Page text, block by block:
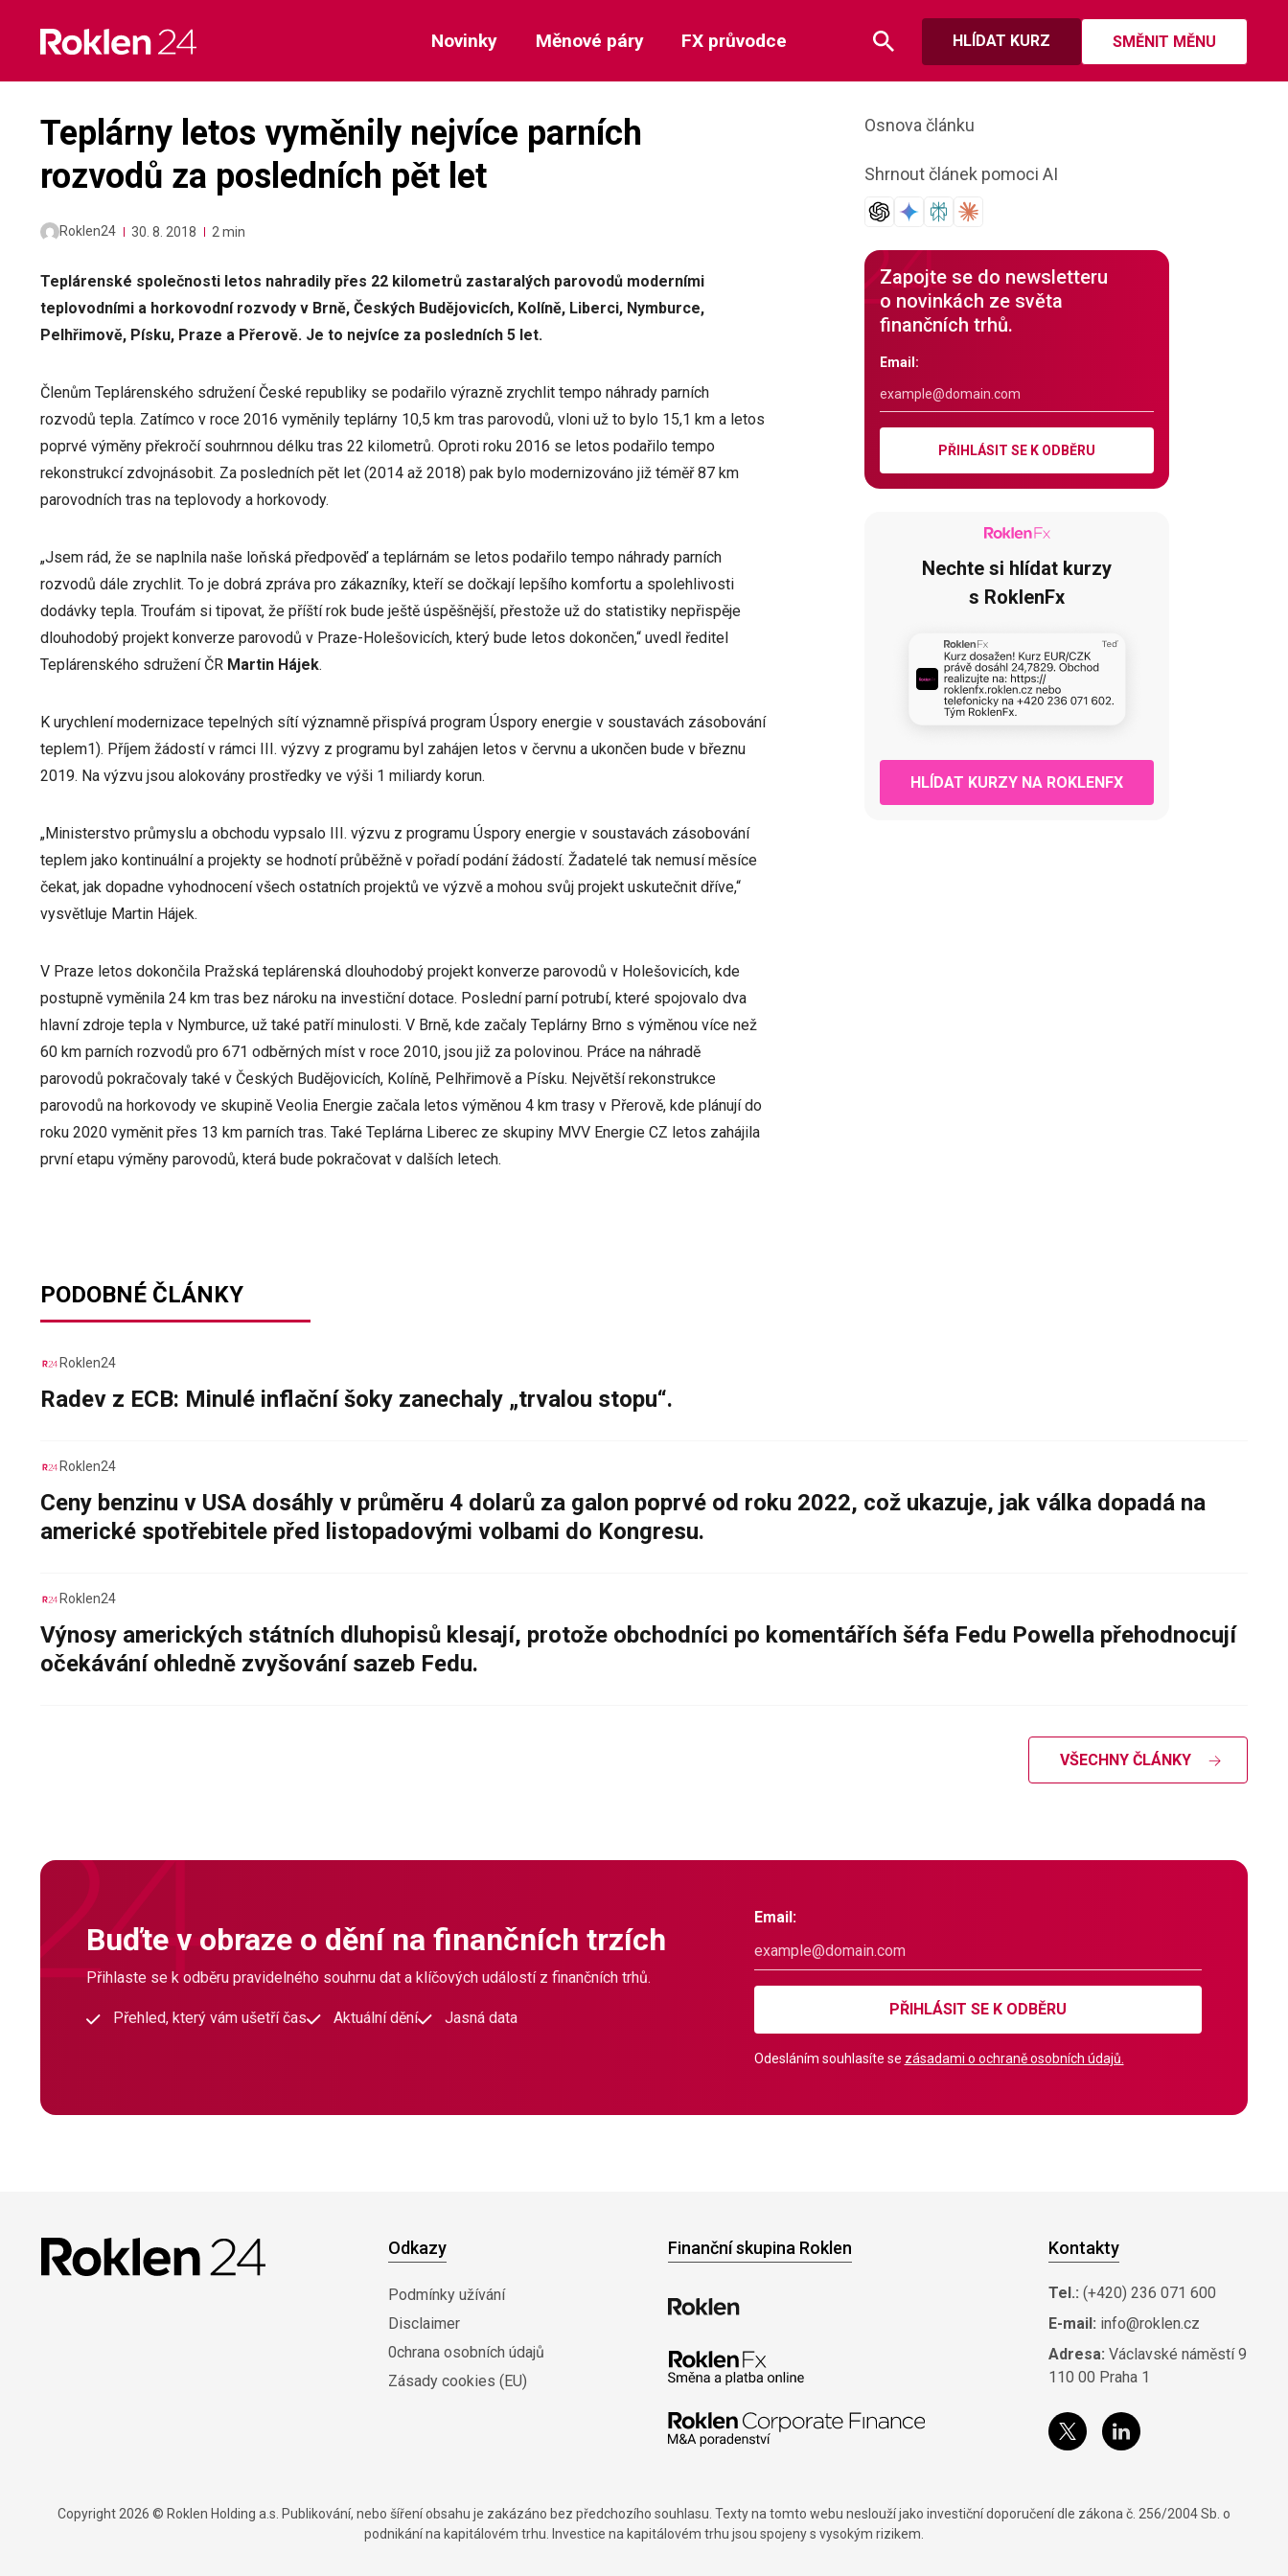
content
HLÍDAT KURZ SMĚNIT MĚNU
Novinky Měnové páry FX průvodce
Teplárny letos vyměnily nejvíce parních
rozvodů za posledních pět let
Roklen24 30. 8. 2018 2 min
Teplárenské společnosti letos nahradily přes 22 kilometrů zastaralých parovodů moderními
teplovodními a horkovodní rozvody v Brně, Českých Budějovicích, Kolíně, Liberci, Nymburce,
Pelhřimově, Písku, Praze a Přerově. Je to nejvíce za posledních 5 let.
Členům Teplárenského sdružení České republiky se podařilo výrazně zrychlit tempo náhrady parních
rozvodů tepla. Zatímco v roce 2016 vyměnily teplárny 10,5 km tras parovodů, vloni už to bylo 15,1 km a letos
poprvé výměny překročí souhrnnou délku tras 22 kilometrů. Oproti roku 2016 se letos podařilo tempo
rekonstrukcí zdvojnásobit. Za posledních pět let (2014 až 2018) pak bylo modernizováno již téměř 87 km
parovodních tras na teplovody a horkovody.
„Jsem rád, že se naplnila naše loňská předpověď a teplárnám se letos podařilo tempo náhrady parních
rozvodů dále zrychlit. To je dobrá zpráva pro zákazníky, kteří se dočkají lepšího komfortu a spolehlivosti
dodávky tepla. Troufám si tipovat, že příští rok bude ještě úspěšnější, přestože už do statistiky nepřispěje
dlouhodobý projekt konverze parovodů v Praze-Holešovicích, který bude letos dokončen,“ uvedl ředitel
Teplárenského sdružení ČR Martin Hájek.
K urychlení modernizace tepelných sítí významně přispívá program Úspory energie v soustavách zásobování
teplem1). Příjem žádostí v rámci III. výzvy z programu byl zahájen letos v červnu a ukončen bude v březnu
2019. Na výzvu jsou alokovány prostředky ve výši 1 miliardy korun.
„Ministerstvo průmyslu a obchodu vypsalo III. výzvu z programu Úspory energie v soustavách zásobování
teplem jako kontinuální a projekty se hodnotí průběžně v pořadí podání žádostí. Žadatelé tak nemusí měsíce
čekat, jak dopadne vyhodnocení všech ostatních projektů ve výzvě a mohou svůj projekt uskutečnit dříve,“
vysvětluje Martin Hájek.
V Praze letos dokončila Pražská teplárenská dlouhodobý projekt konverze parovodů v Holešovicích, kde
postupně vyměnila 24 km tras bez nároku na investiční dotace. Poslední parní potrubí, které spojovalo dva
hlavní zdroje tepla v Nymburce, už také patří minulosti. V Brně, kde začaly Teplárny Brno s výměnou více než
60 km parních rozvodů pro 671 odběrných míst v roce 2010, jsou již za polovinou. Práce na náhradě
parovodů pokračovaly také v Českých Budějovicích, Kolíně, Pelhřimově a Písku. Největší rekonstrukce
parovodů na horkovody ve skupině Veolia Energie začala letos výměnou 4 km trasy v Přerově, kde plánují do
roku 2020 vyměnit přes 13 km parních tras. Také Teplárna Liberec ze skupiny MVV Energie CZ letos zahájila
první etapu výměny parovodů, která bude pokračovat v dalších letech.
Osnova článku
Shrnout článek pomoci AI
Zapojte se do newsletteru
o novinkách ze světa
finančních trhů.
Email:
PŘIHLÁSIT SE K ODBĚRU
Nechte si hlídat kurzy
s RoklenFx
HLÍDAT KURZY NA ROKLENFX
PODOBNÉ ČLÁNKY
Roklen24
Radev z ECB: Minulé inflační šoky zanechaly „trvalou stopu“.
Roklen24
Ceny benzinu v USA dosáhly v průměru 4 dolarů za galon poprvé od roku 2022, což ukazuje, jak válka dopadá na
americké spotřebitele před listopadovými volbami do Kongresu.
Roklen24
Výnosy amerických státních dluhopisů klesají, protože obchodníci po komentářích šéfa Fedu Powella přehodnocují
očekávání ohledně zvyšování sazeb Fedu.
VŠECHNY ČLÁNKY
Buďte v obraze o dění na finančních trzích
Přihlaste se k odběru pravidelného souhrnu dat a klíčových událostí z finančních trhů.
Přehled, který vám ušetří čas Aktuální dění Jasná data
Email:
PŘIHLÁSIT SE K ODBĚRU
Odesláním souhlasíte se zásadami o ochraně osobních údajů.
Odkazy
Podmínky užívání
Disclaimer
0chrana osobních údajů
Zásady cookies (EU)
Finanční skupina Roklen Kontakty
Tel.: (+420) 236 071 600
E-mail: info@roklen.cz
Adresa: Václavské náměstí 9
110 00 Praha 1
Copyright 2026 © Roklen Holding a.s. Publikování, nebo šíření obsahu je zakázáno bez předchozího souhlasu. Texty na tomto webu neslouží jako investiční doporučení dle zákona č. 256/2004 Sb. o
podnikání na kapitálovém trhu. Investice na kapitálovém trhu jsou spojeny s vysokým rizikem.